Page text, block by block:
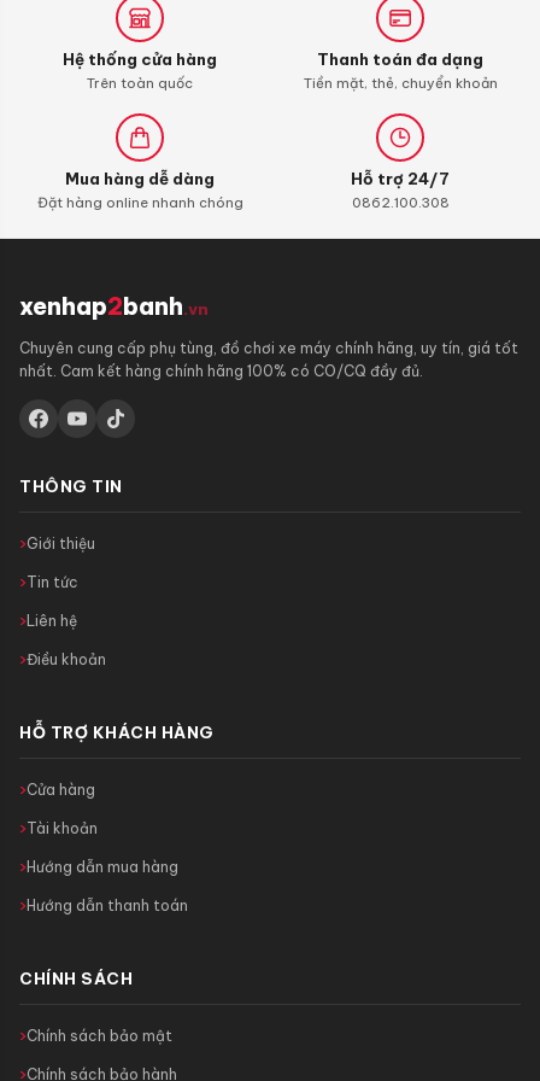
Hệ thống cửa hàng
Trên toàn quốc
Thanh toán đa dạng
Tiền mặt, thẻ, chuyển khoản
Mua hàng dễ dàng
Đặt hàng online nhanh chóng
Hỗ trợ 24/7
0862.100.308
xenhap2banh.vn
Chuyên cung cấp phụ tùng, đồ chơi xe máy chính hãng, uy tín, giá tốt
nhất. Cam kết hàng chính hãng 100% có CO/CQ đầy đủ.
THÔNG TIN
Giới thiệu
Tin tức
Liên hệ
Điều khoản
HỖ TRỢ KHÁCH HÀNG
Cửa hàng
Tài khoản
Hướng dẫn mua hàng
Hướng dẫn thanh toán
CHÍNH SÁCH
Chính sách bảo mật
Chính sách bảo hành